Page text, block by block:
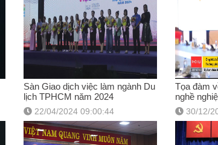
Sàn Giao dịch việc làm ngành Du
lịch TPHCM năm 2024
22/04/2024 09:00:44
Tọa đàm
nghề
của30/12/